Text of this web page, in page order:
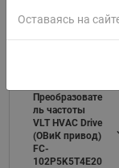
Преобразовате
ль частоты
VLT HVAC Drive
(ОВиК привод)
FC-
102P5K5T4E20
Оставаясь на